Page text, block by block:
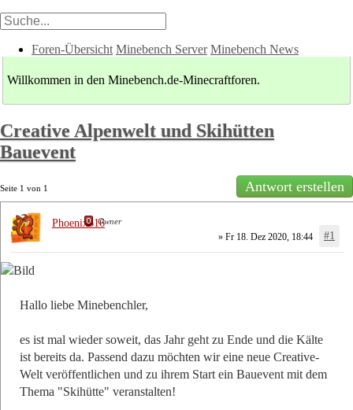
Foren-Übersicht Minebench Server Minebench News
Willkommen in den Minebench.de-Minecraftforen.
Creative Alpenwelt und Skihütten
Bauevent
Seite 1 von 1 Antwort erstellen
» Fr 18. Dez 2020, 18:44 #1
Hallo liebe Minebenchler,
es ist mal wieder soweit, das Jahr geht zu Ende und die Kälte
ist bereits da. Passend dazu möchten wir eine neue Creative-
Welt veröffentlichen und zu ihrem Start ein Bauevent mit dem
Thema "Skihütte" veranstalten!
Phoenix616Owner